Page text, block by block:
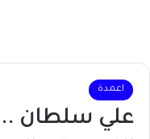
اعمدة
علي سلطان